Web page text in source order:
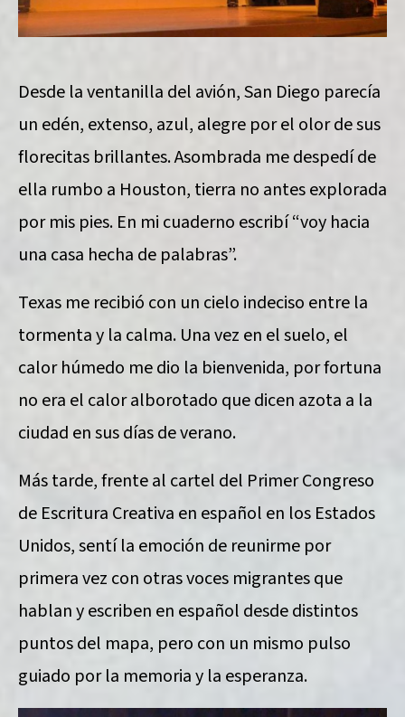
Desde la ventanilla del avión, San Diego parecía
un edén, extenso, azul, alegre por el olor de sus
florecitas brillantes. Asombrada me despedí de
ella rumbo a Houston, tierra no antes explorada
por mis pies. En mi cuaderno escribí “voy hacia
una casa hecha de palabras”.
Texas me recibió con un cielo indeciso entre la
tormenta y la calma. Una vez en el suelo, el
calor húmedo me dio la bienvenida, por fortuna
no era el calor alborotado que dicen azota a la
ciudad en sus días de verano.
Más tarde, frente al cartel del Primer Congreso
de Escritura Creativa en español en los Estados
Unidos, sentí la emoción de reunirme por
primera vez con otras voces migrantes que
hablan y escriben en español desde distintos
puntos del mapa, pero con un mismo pulso
guiado por la memoria y la esperanza.